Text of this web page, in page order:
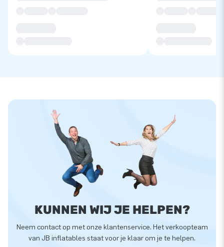
KUNNEN WIJ JE HELPEN?
Neem contact op met onze klantenservice. Het verkoopteam
van JB inflatables staat voor je klaar om je te helpen.